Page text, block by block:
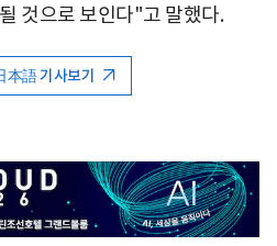
것으로 보인다"고 말했다.
本語 기사보기